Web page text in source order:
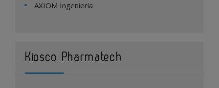
AXIOM Ingeniería
Kiosco Pharmatech